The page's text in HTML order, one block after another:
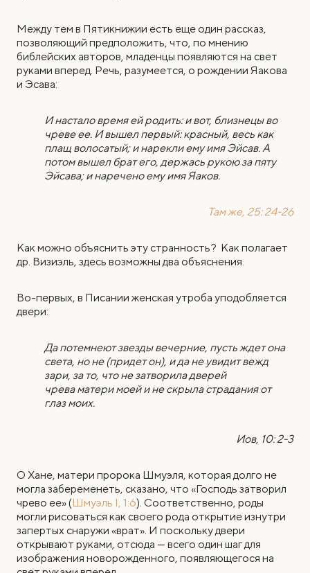
Между тем в Пятикнижии есть еще один рассказ,
позволяющий предположить, что, по мнению
библейских авторов, младенцы появляются на свет
руками вперед. Речь, разумеется, о рождении Яакова
и Эсава:
И настало время ей родить: и вот, близнецы во
чреве ее. И вышел первый: красный, весь как
плащ волосатый; и нарекли ему имя Эйсав. А
потом вышел брат его, держась рукою за пяту
Эйсава; и наречено ему имя Яаков.
Там же, 25: 24-26
Как можно объяснить эту странность? Как полагает
др. Визиэль, здесь возможны два объяснения.
Во-первых, в Писании женская утроба уподобляется
двери:
Да потемнеют звезды вечерние, пусть ждет она
света, но не (придет он), и да не увидит вежд
зари, за то, что не затворила дверей
чрева матери моей и не скрыла страдания от
глаз моих.
Иов, 10: 2-3
О Хане, матери пророка Шмуэля, которая долго не
могла забеременеть, сказано, что «Господь затворил
чрево ее» (Шмуэль I, 1:6). Соответственно, роды
могли рисоваться как своего рода открытие изнутри
запертых снаружи «врат». И поскольку двери
открывают руками, отсюда — всего один шаг для
изображения новорожденного, появляющегося на